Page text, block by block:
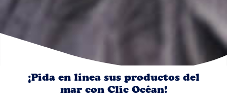
¡Pida en línea sus productos del
mar con Clic Océan!